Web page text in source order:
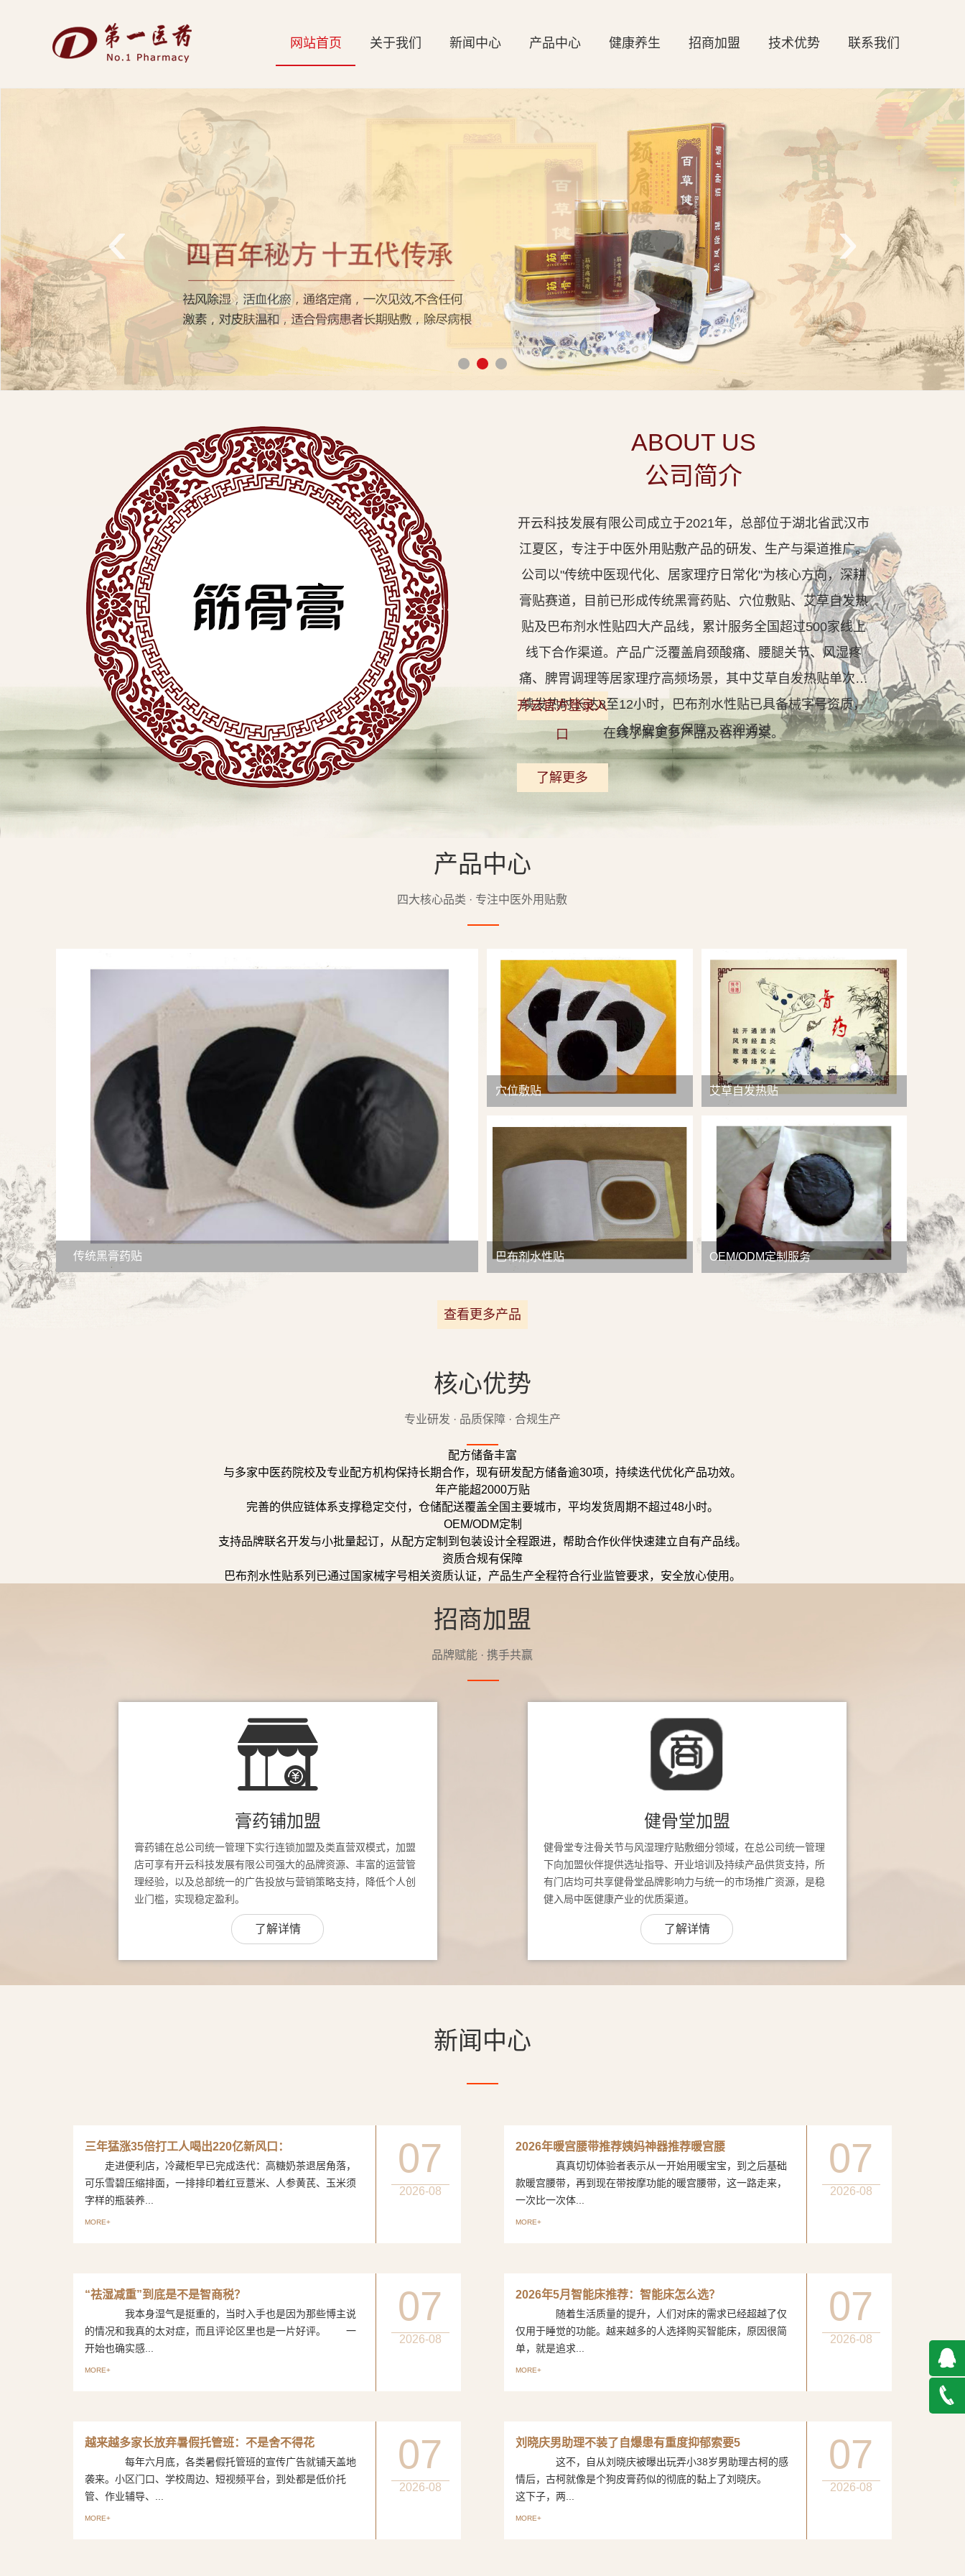
网
科
技
发
展
有
业
牌
网站首页 关于我们 新闻中心 产品中心 健康养生 招商加盟 技术优势 联系我们
‹ ›
ABOUT US
公司简介
开云科技发展有限公司成立于2021年，总部位于湖北省武汉市
江夏区，专注于中医外用贴敷产品的研发、生产与渠道推广。
公司以"传统中医现代化、居家理疗日常化"为核心方向，深耕
膏贴赛道，目前已形成传统黑膏药贴、穴位敷贴、艾草自发热
贴及巴布剂水性贴四大产品线，累计服务全国超过500家线上
线下合作渠道。产品广泛覆盖肩颈酸痛、腰腿关节、风湿疼
痛、脾胃调理等居家理疗高频场景，其中艾草自发热贴单次持
续发热时长达8至12小时，巴布剂水性贴已具备械字号资质，
合规安全有保障。欢迎通过
开云官方登录入
口
在线了解更多产品及合作方案。
了解更多
产品中心
四大核心品类 · 专注中医外用贴敷
传统黑膏药贴
查看详情
穴位敷贴 艾草自发热贴
巴布剂水性贴
查看详情
OEM/ODM定制服务
查看详情
查看更多产品
核心优势
专业研发 · 品质保障 · 合规生产
配方储备丰富
与多家中医药院校及专业配方机构保持长期合作，现有研发配方储备逾30项，持续迭代优化产品功效。
年产能超2000万贴
完善的供应链体系支撑稳定交付，仓储配送覆盖全国主要城市，平均发货周期不超过48小时。
OEM/ODM定制
支持品牌联名开发与小批量起订，从配方定制到包装设计全程跟进，帮助合作伙伴快速建立自有产品线。
资质合规有保障
巴布剂水性贴系列已通过国家械字号相关资质认证，产品生产全程符合行业监管要求，安全放心使用。
招商加盟
品牌赋能 · 携手共赢
膏药铺加盟
膏药铺在总公司统一管理下实行连锁加盟及类直营双模式，加盟
店可享有开云科技发展有限公司强大的品牌资源、丰富的运营管
理经验，以及总部统一的广告投放与营销策略支持，降低个人创
业门槛，实现稳定盈利。
了解详情
健骨堂加盟
健骨堂专注骨关节与风湿理疗贴敷细分领域，在总公司统一管理
下向加盟伙伴提供选址指导、开业培训及持续产品供货支持，所
有门店均可共享健骨堂品牌影响力与统一的市场推广资源，是稳
健入局中医健康产业的优质渠道。
了解详情
新闻中心
三年猛涨35倍打工人喝出220亿新风口：
走进便利店，冷藏柜早已完成迭代：高糖奶茶退居角落，
可乐雪碧压缩排面，一排排印着红豆薏米、人参黄芪、玉米须
字样的瓶装养...
MORE+
07
2026-08
2026年暖宫腰带推荐姨妈神器推荐暖宫腰
真真切切体验者表示从一开始用暖宝宝，到之后基础
款暖宫腰带，再到现在带按摩功能的暖宫腰带，这一路走来，
一次比一次体...
MORE+
07
2026-08
“祛湿减重”到底是不是智商税？
我本身湿气是挺重的，当时入手也是因为那些博主说
的情况和我真的太对症，而且评论区里也是一片好评。 一
开始也确实感...
MORE+
07
2026-08
2026年5月智能床推荐：智能床怎么选？
随着生活质量的提升，人们对床的需求已经超越了仅
仅用于睡觉的功能。越来越多的人选择购买智能床，原因很简
单，就是追求...
MORE+
07
2026-08
越来越多家长放弃暑假托管班：不是舍不得花
每年六月底，各类暑假托管班的宣传广告就铺天盖地
袭来。小区门口、学校周边、短视频平台，到处都是低价托
管、作业辅导、...
MORE+
07
2026-08
刘晓庆男助理不装了自爆患有重度抑郁索要5
这不，自从刘晓庆被曝出玩弄小38岁男助理古柯的感
情后，古柯就像是个狗皮膏药似的彻底的黏上了刘晓庆。
这下子，两...
MORE+
07
2026-08
QQ在